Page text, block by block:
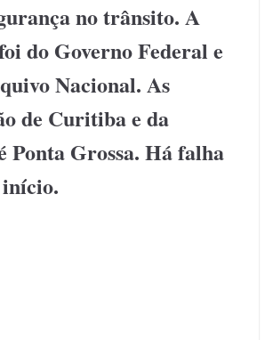
no trânsito. A
do Governo Federal e
Nacional. As
de Curitiba e da
Ponta Grossa. Há falha